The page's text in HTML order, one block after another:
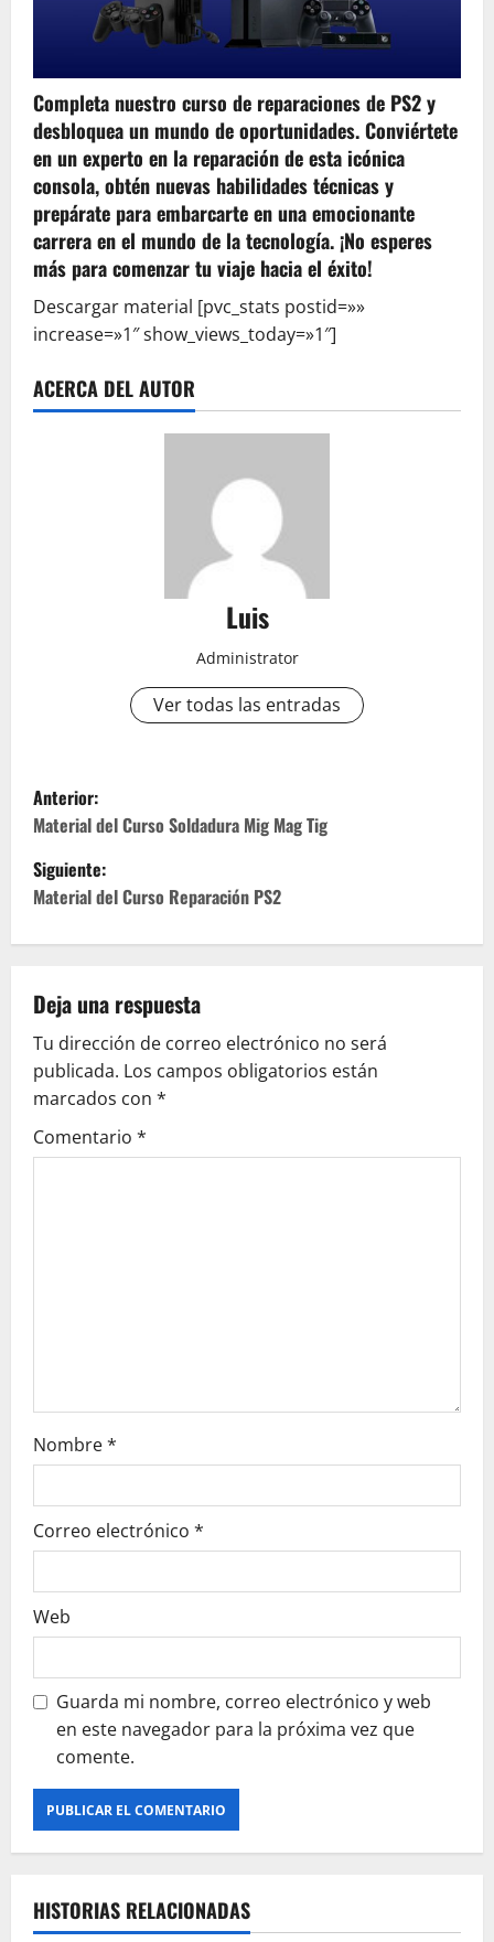
Completa nuestro curso de reparaciones de PS2 y
desbloquea un mundo de oportunidades. Conviértete
en un experto en la reparación de esta icónica
consola, obtén nuevas habilidades técnicas y
prepárate para embarcarte en una emocionante
carrera en el mundo de la tecnología. ¡No esperes
más para comenzar tu viaje hacia el éxito!
Descargar material [pvc_stats postid=»»
increase=»1″ show_views_today=»1″]
ACERCA DEL AUTOR
Luis
Administrator
Ver todas las entradas
N
a
v
a
c
i
ó
t
a
a
s
Anterior:
Material del Curso Soldadura Mig Mag Tig
Siguiente:
Material del Curso Reparación PS2
Deja una respuesta
Tu dirección de correo electrónico no será
publicada. Los campos obligatorios están
marcados con *
Comentario *
Nombre*
Correo electrónico *
Web
Guarda mi nombre, correo electrónico y web
en este navegador para la próxima vez que
comente.
HISTORIAS RELACIONADAS